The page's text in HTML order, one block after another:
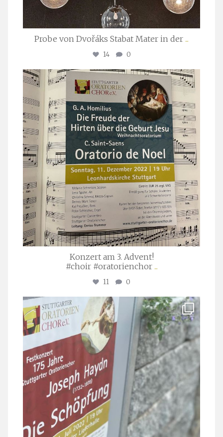
Probe von Dvořáks Stabat Mater in der ...
14 0
stuttgarter_oratorienchor
Nov. 29
Konzert am 3. Advent!
#choir #oratorienchor ...
11 0
stuttgarter_oratorienchor
Juli 23